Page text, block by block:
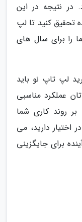
در نتیجه در این
تحقیق کنید تا لپ
را برای سال های
لپ تاپ نو باید
عملکرد مناسبی
روند کاری شما
اختیار دارید، می
برای جایگزینی